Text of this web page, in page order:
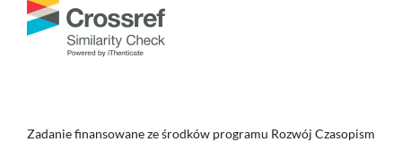
Zadanie finansowane ze środków programu Rozwój Czasopism